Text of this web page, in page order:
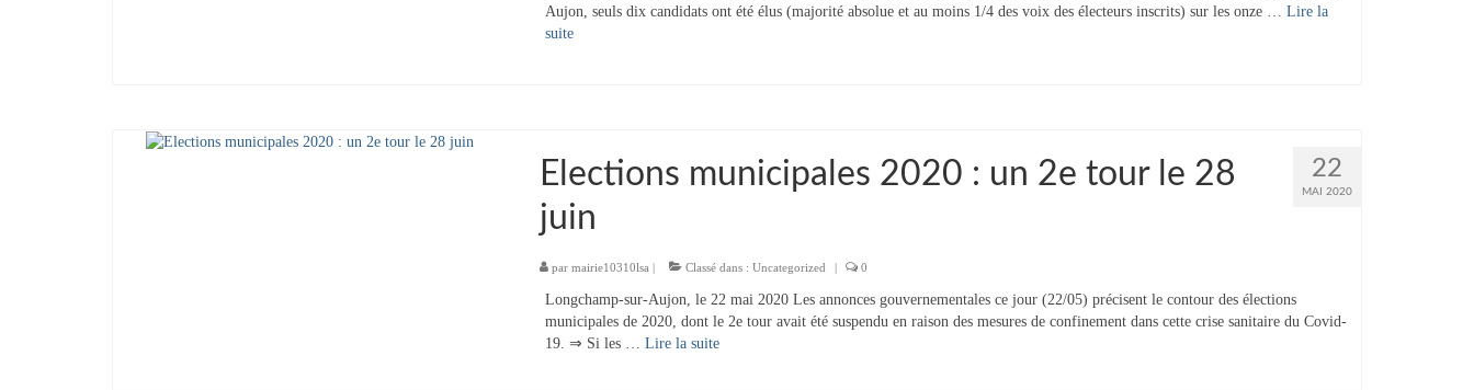
Aujon, seuls dix candidats ont été élus (majorité absolue et au moins 1/4 des voix des électeurs inscrits) sur les onze …Lire la
suite­­
22
MAI 2020
Elections municipales 2020 : un 2e tour le 28
juin
parmairie10310lsa Classé dans :Uncategorized 0
Longchamp-sur-Aujon, le 22 mai 2020 Les annonces gouvernementales ce jour (22/05) précisent le contour des élections
municipales de 2020, dont le 2e tour avait été suspendu en raison des mesures de confinement dans cette crise sanitaire du Covid-
19. ⇒ Si les …Lire la suite­­